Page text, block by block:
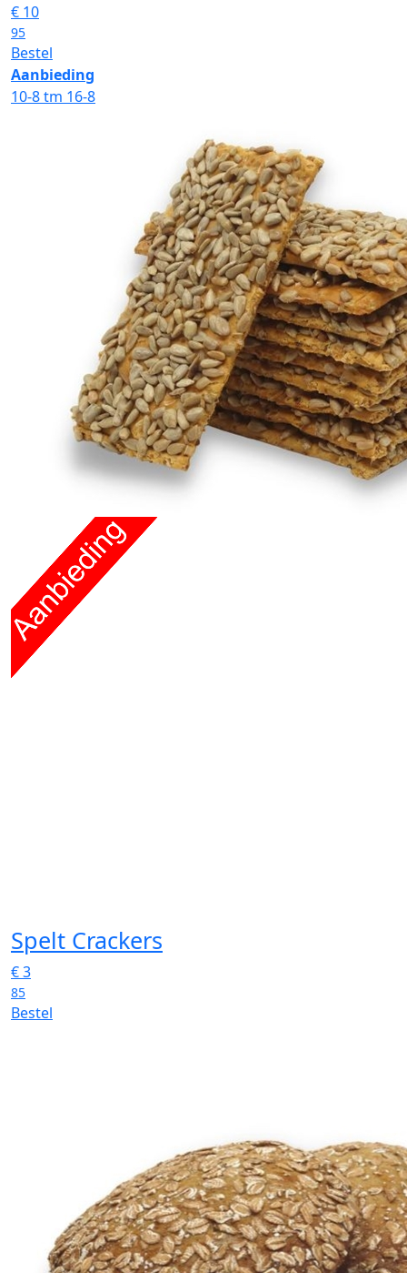
€ 10
95
Bestel
Aanbieding
10-8 tm 16-8
Spelt Crackers
€3
85
Bestel